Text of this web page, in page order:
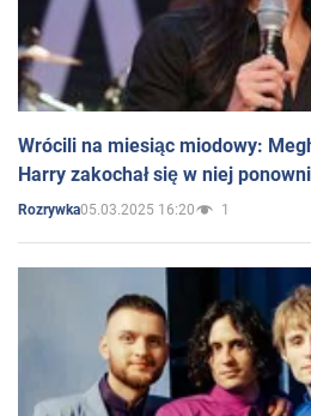
Wrócili na miesiąc miodowy:
Harry zakochał się w niej
Rozrywka05.03.2025 16:20 1